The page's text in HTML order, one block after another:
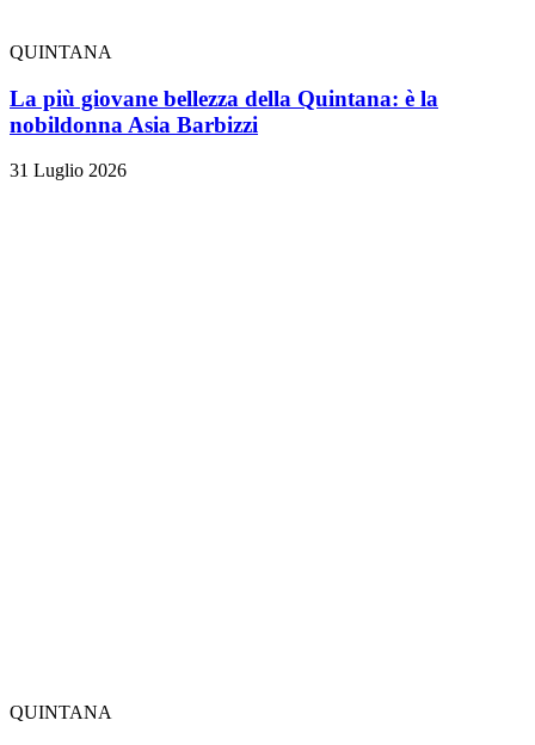
QUINTANA
La più giovane bellezza della Quintana: è la
nobildonna Asia Barbizzi
31 Luglio 2026
QUINTANA